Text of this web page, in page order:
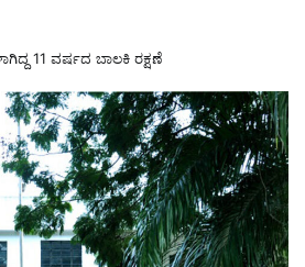
11 ವರ್ಷದ ಬಾಲಕಿ ರಕ್ಷಣೆ